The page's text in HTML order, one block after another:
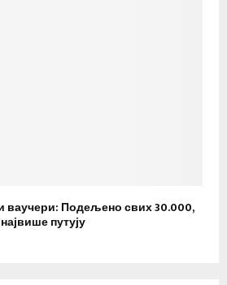
ваучери: Подељено свих 30.000,
путују